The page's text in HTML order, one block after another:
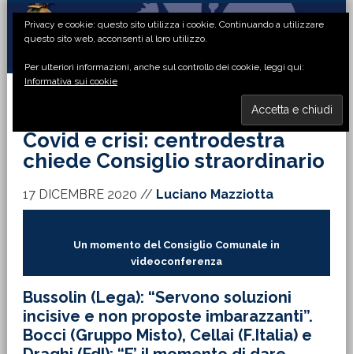
Passa
primaria
Passa
principale
Passa
laterale
Passa
di
Covid e crisi: centrodestra
chiede Consiglio straordinario
17 DICEMBRE 2020 // Luciano Mazziotta
Un momento del Consiglio Comunale in
videoconferenza
Bussolin (Lega): “Servono soluzioni
incisive e non proposte imbarazzanti”.
Bocci (Gruppo Misto), Cellai (F.Italia) e
Privacy e cookie: questo sito utilizza i cookie. Continuando a utilizzare
questo sito web, acconsenti al loro utilizzo.
Per ulteriori informazioni, anche sul controllo dei cookie, leggi qui:
Informativa sui cookie